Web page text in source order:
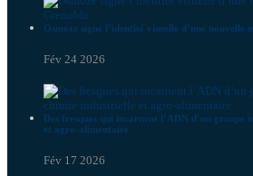
Osmoze signe l’identité visuelle d’une nouvelle
Fév 24 2026
Des fresques qui incarnent l’ADN d’un
et agro-alimentaire
Fév 17 2026